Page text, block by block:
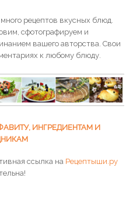
рецептов вкусных блюд.
сфотографируем и
вашего авторства. Свои
к любому блюду.
ИНГРЕДИЕНТАМ И
ссылка на Рецептыши.ру